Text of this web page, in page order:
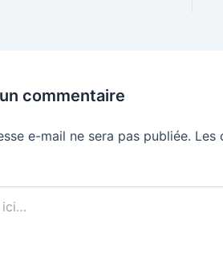
commentaire
e-mail ne sera pas publiée. Les